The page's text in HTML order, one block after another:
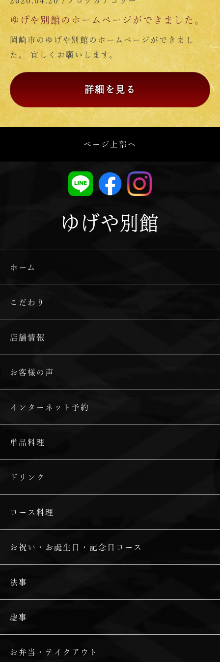
ゆげや別館のホームページができました。
岡崎市のゆげや別館のホームページができまし
た。 宜しくお願いします。
詳細を見る
ページ上部へ
ゆげや別館
ホーム
こだわり
店舗情報
お客様の声
インターネット予約
単品料理
ドリンク
コース料理
お祝い・お誕生日・記念日コース
法事
慶事
お弁当・テイクアウト